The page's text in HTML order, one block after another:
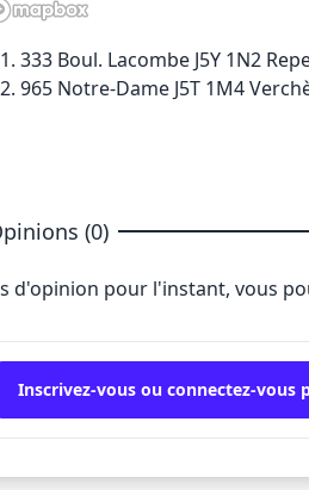
333 Boul. Lacombe J5Y 1N2
965 Notre-Dame J5T 1M4
(0)
d'opinion pour l'instant, vous
Inscrivez-vous ou connectez-vous